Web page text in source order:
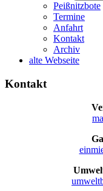
Peißnitzbote
Termine
Anfahrt
Kontakt
Archiv
alte Webseite
Kontakt